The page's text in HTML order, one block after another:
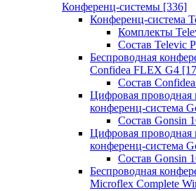
Конференц-системы [336]
Конференц-система
Комплекты
Состав Televic
Беспроводная
Confidea FLEX G4
Состав
Цифровая проводная
конференц-система
Состав Gonsin
Цифровая проводная
конференц-система
Состав Gonsin
Беспроводная
Microflex Complete